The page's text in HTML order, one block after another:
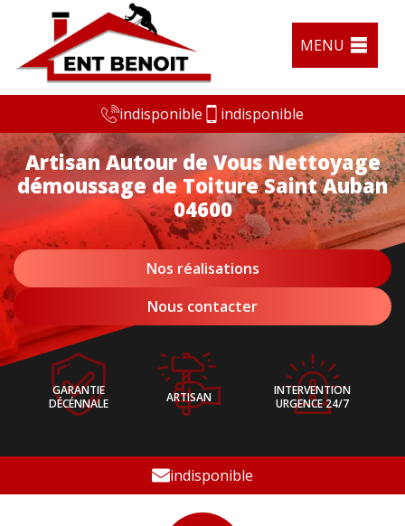
MENU
indisponible indisponible
Artisan Autour de Vous Nettoyage
démoussage de Toiture Saint Auban
04600
Nos réalisations
Nous contacter
GARANTIE
DÉCÉNNALE
ARTISAN
INTERVENTION
URGENCE 24/7
indisponible